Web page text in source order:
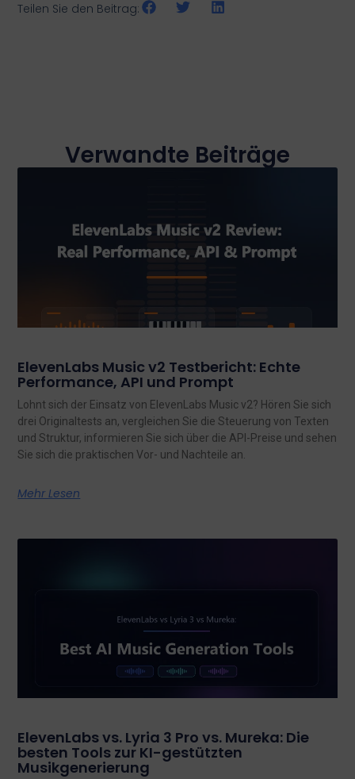
Teilen Sie den Beitrag:
Verwandte Beiträge
ElevenLabs Music v2 Testbericht: Echte
Performance, API und Prompt
Lohnt sich der Einsatz von ElevenLabs Music v2? Hören Sie sich
drei Originaltests an, vergleichen Sie die Steuerung von Texten
und Struktur, informieren Sie sich über die API-Preise und sehen
Sie sich die praktischen Vor- und Nachteile an.
Mehr Lesen
ElevenLabs vs. Lyria 3 Pro vs. Mureka: Die
besten Tools zur KI-gestützten
Musikgenerierung